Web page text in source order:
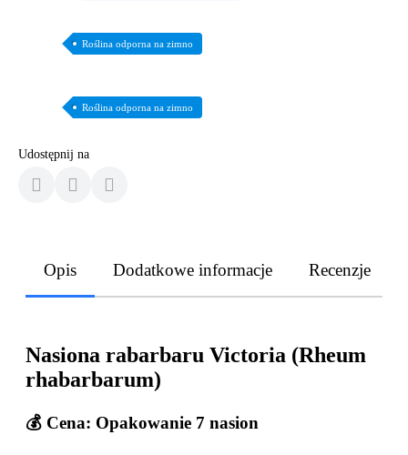
Roślina odporna na zimno
Roślina odporna na zimno
Udostępnij na
Opis Dodatkowe informacje Recenzje
Nasiona rabarbaru Victoria (Rheum
rhabarbarum)
💰 Cena: Opakowanie 7 nasion